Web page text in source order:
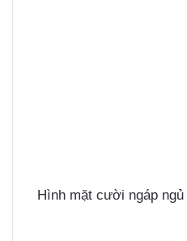
Hình mặt cười ngáp ngủ